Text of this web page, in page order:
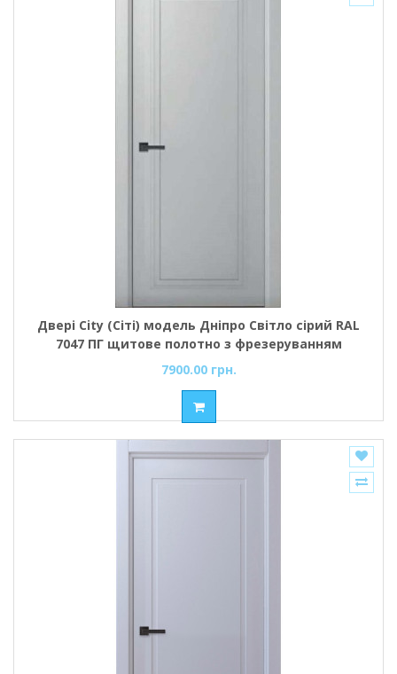
Двері City (Сіті) модель Дніпро Світло сірий RAL
7047 ПГ щитове полотно з фрезеруванням
7900.00 грн.